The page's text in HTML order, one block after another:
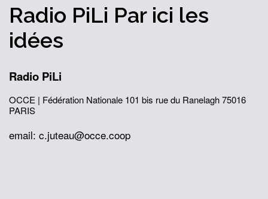
Radio PiLi Par ici les
idées
Radio PiLi
OCCE | Fédération Nationale 101 bis rue du Ranelagh75016
PARIS
email: c.juteau@occe.coop